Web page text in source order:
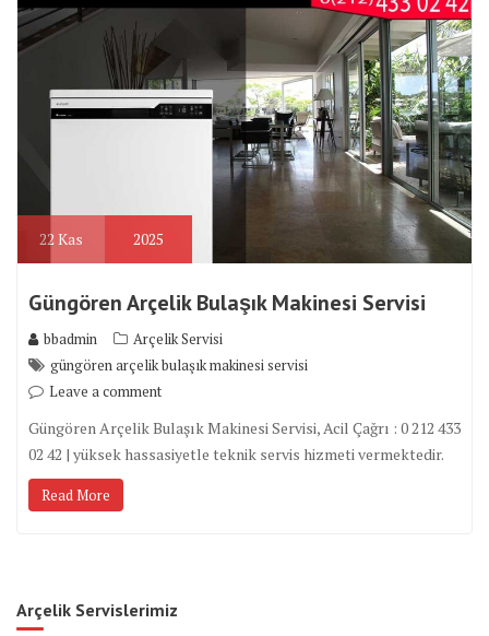
22 Kas 2025
Güngören Arçelik Bulaşık Makinesi Servisi
bbadmin
Arçelik Servisi
güngören arçelik bulaşık makinesi servisi
Leave a comment
Güngören Arçelik Bulaşık Makinesi Servisi, Acil Çağrı : 0 212 433
02 42 | yüksek hassasiyetle teknik servis hizmeti vermektedir.
Read More
Arçelik Servislerimiz